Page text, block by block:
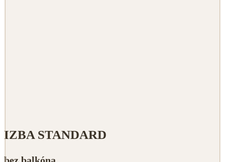
IZBA STANDARD